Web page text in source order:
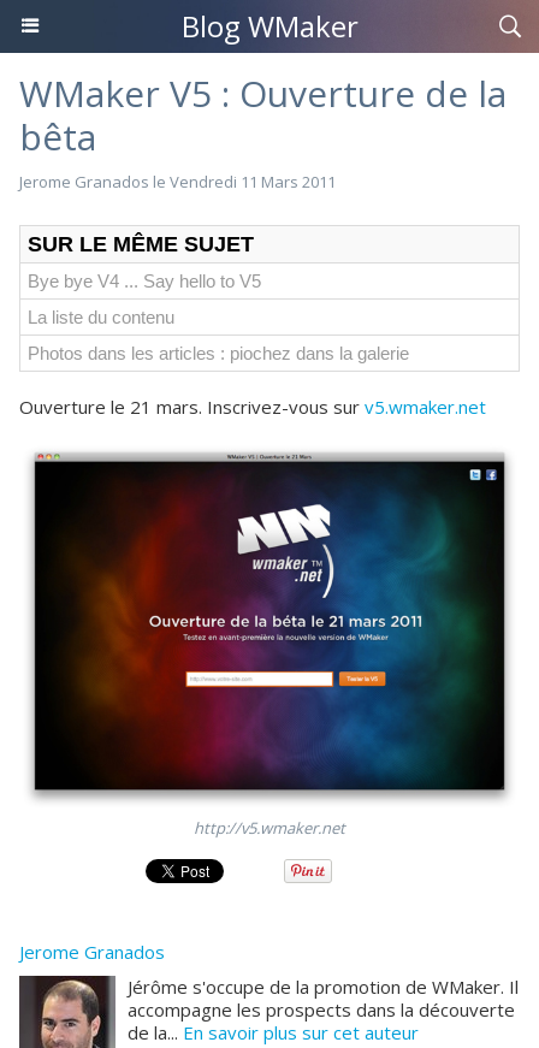
Blog WMaker
WMaker V5 : Ouverture de la
bêta
Jerome Granados le Vendredi 11 Mars 2011
SUR LE MÊME SUJET
Bye bye V4 ... Say hello to V5
La liste du contenu
Photos dans les articles : piochez dans la galerie
Ouverture le 21 mars. Inscrivez-vous sur v5.wmaker.net
http://v5.wmaker.net
Jerome Granados
Jérôme s'occupe de la promotion de WMaker. Il
accompagne les prospects dans la découverte
de la... En savoir plus sur cet auteur